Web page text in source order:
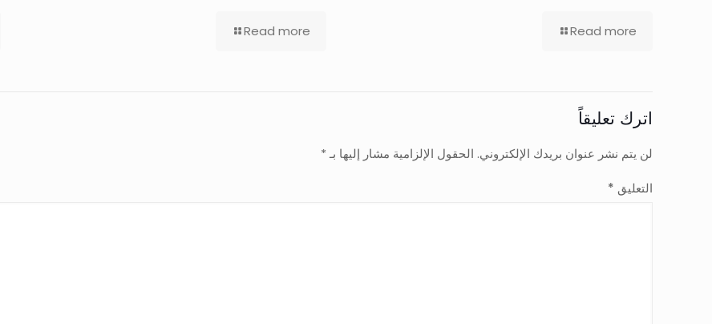
Read more
Read more
اترك تعليقاً
لن يتم نشر عنوان بريدك الإلكتروني. الحقول الإلزامية مشار إليها بـ *
التعليق *